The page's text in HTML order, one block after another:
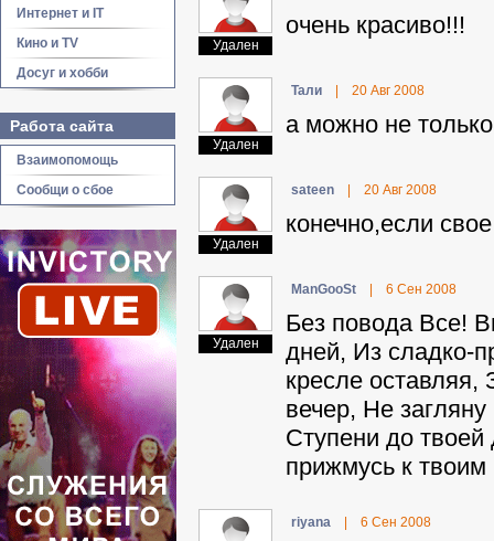
Интернет и IT
Кино и TV
Досуг и хобби
Работа сайта
Взаимопомощь
Сообщи о сбое
Удален
очень красиво!!!
Удален
Taли 20 Авг 2008
а можно не
Удален
sateen 20 Авг 2008
конечно,если
Удален
ManGooSt 6 Сен 2008
Без повода Все!
дней, Из сладко-
кресле оставляя,
вечер, Не
Ступени до
прижмусь к
riyana 6 Сен 2008